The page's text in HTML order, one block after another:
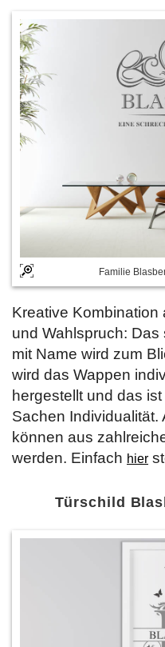
Familie
Kreative Kombination
und Wahlspruch:
mit Name wird zum
wird das Wappen
hergestellt und das
Sachen
können aus
werden. Einfach hier
Türschild